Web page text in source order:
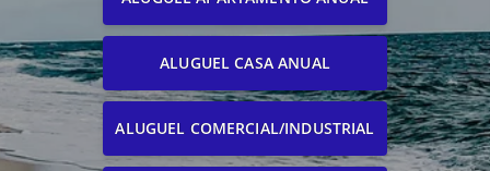
ALUGUEL CASA ANUAL
ALUGUEL COMERCIAL/INDUSTRIAL